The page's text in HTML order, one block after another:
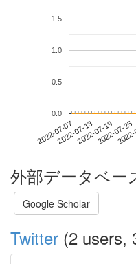
2022-07-072022-07-132022-07-192022-07-25
0.0
0.5
1.0
1.5
外部データベー
Google Scholar
Twitter (2 users,